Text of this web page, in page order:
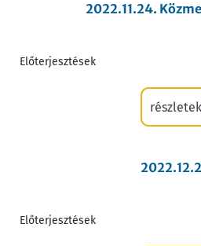
2022.11.24.
Előterjesztések
részletek
Előterjesztések